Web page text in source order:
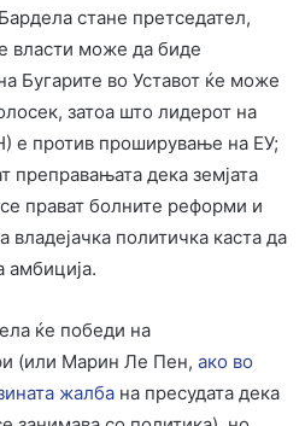
стане претседател,
власти може да биде
Бугарите во Уставот ќе може
затоа што лидерот на
е против проширување на ЕУ;
преправањата дека земјата
прават болните реформи и
владејачка политичка каста да
амбиција.
ќе победи на
(или Марин Ле Пен, ако во
жалба на пресудата дека